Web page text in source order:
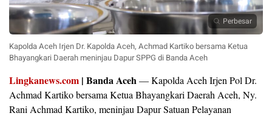
Perbesar
Kapolda Aceh Irjen Dr. Kapolda Aceh, Achmad Kartiko bersama Ketua
Bhayangkari Daerah meninjau Dapur SPPG di Banda Aceh
Lingkanews.com | BandaAceh—Kapolda Aceh Irjen Pol Dr.
Achmad Kartikobersama Ketua Bhayangkari Daerah Aceh, Ny.
Rani Achmad Kartiko, meninjau DapurSatuan Pelayanan